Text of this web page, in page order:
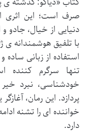
صرف است؛ این اثری
دنیایی از خیال، جادو
با تلفیق هوشمندانه ی
استفاده از زبانی
تنها سرگرم
خودشناسی، نبرد
پردازد. این رمان،
خواننده ای را تشنه
دارد.